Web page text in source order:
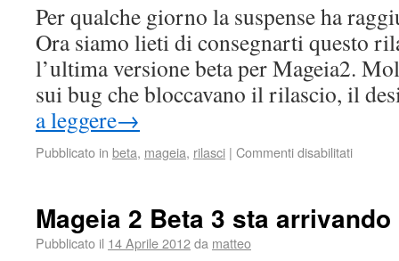
Per qualche giorno la suspense ha
Ora siamo lieti di consegnarti questo
l’ultima versione beta per Mageia2.
sui bug che bloccavano il rilascio, il
a leggere→
Pubblicato in beta, mageia, rilasci | Commenti disabilitati
Mageia 2 Beta 3 sta arrivando
Pubblicato il 14 Aprile 2012da matteo